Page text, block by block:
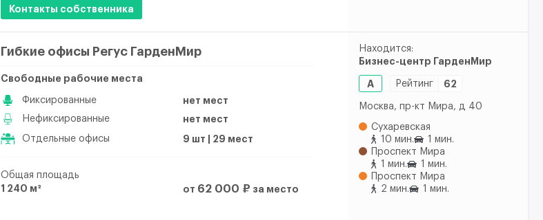
Контакты собственника
Гибкие офисы Регус ГарденМир
Свободные рабочие места
Фиксированные
нет мест
Нефиксированные
нет мест
Отдельные офисы 9 шт | 29 мест
Общая площадь
1 240 м²
от 62 000 ₽ за место
Находится:
Бизнес-центр ГарденМир
A Рейтинг 62
Москва, пр-кт Мира, д 40
Сухаревская
10 мин.
1 мин.
Проспект Мира
1 мин.
1 мин.
Проспект Мира
2 мин.
1 мин.